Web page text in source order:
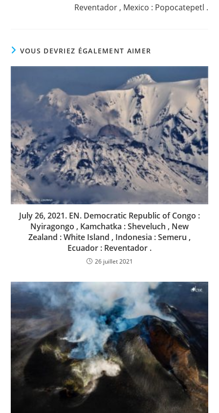
Reventador , Mexico : Popocatepetl .
VOUS DEVRIEZ ÉGALEMENT AIMER
July 26, 2021. EN. Democratic Republic of Congo :
Nyiragongo , Kamchatka : Sheveluch , New
Zealand : White Island , Indonesia : Semeru ,
Ecuador : Reventador .
26 juillet 2021